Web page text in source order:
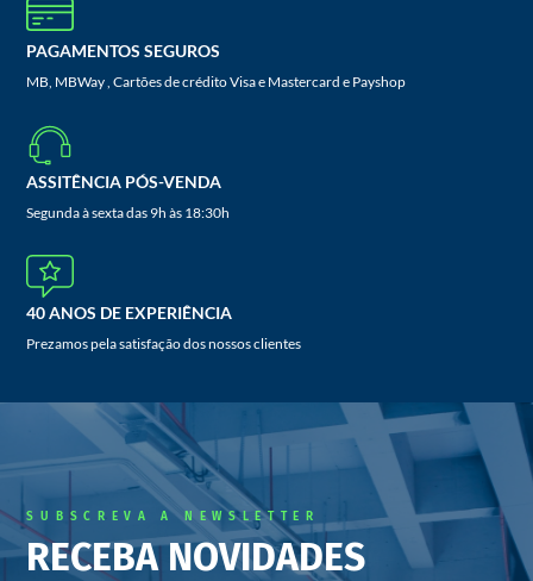
PAGAMENTOS SEGUROS
MB, MBWay , Cartões de crédito Visa e Mastercard e Payshop
ASSITÊNCIA PÓS-VENDA
Segunda à sexta das 9h às 18:30h
40 ANOS DE EXPERIÊNCIA
Prezamos pela satisfação dos nossos clientes
SUBSCREVA A NEWSLETTER
RECEBA NOVIDADES